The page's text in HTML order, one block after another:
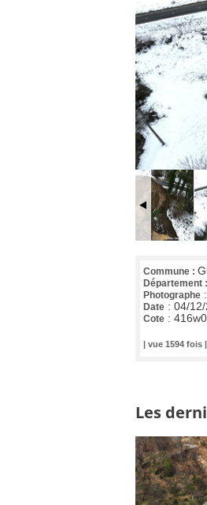
Commune :
Département :
Photographe :
Date : 04/
Cote :
| vue 1594 fois |
Les